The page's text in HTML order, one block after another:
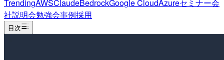
TrendingAWSClaudeBedrockGoogle CloudAzureセミナー会
社説明会勉強会事例採用
目次